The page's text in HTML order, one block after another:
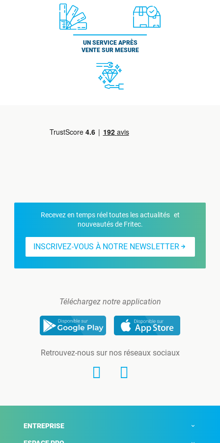
UN SERVICE APRÈS
VENTE SUR MESURE
Recevez en temps réel toutes les actualités et
nouveautés de Fritec.
INSCRIVEZ-VOUS À NOTRE NEWSLETTER
Téléchargez notre application
Retrouvez-nous sur nos réseaux sociaux
ENTREPRISE